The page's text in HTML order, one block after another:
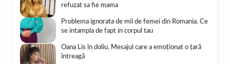
refuzat sa fie mama
Problema ignorata de mii de femei din Romania. Ce
se intampla de fapt in corpul tau
Oana Lis în doliu. Mesajul care a emoționat o țară
întreagă